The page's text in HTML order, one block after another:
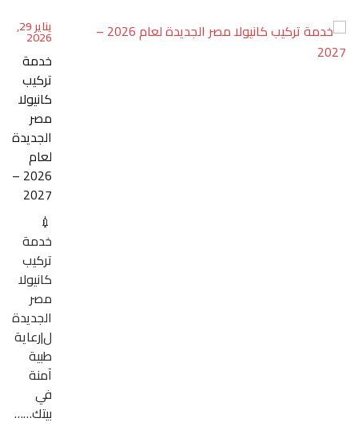
يناير 29,
2026
خدمة
تركيب
كانيولا
مصر
الجديدة
لعام
2026 –
2027
💉
خدمة
تركيب
كانيولا
مصر
الجديدة
ل|رعاية
طبية
آمنة
في
بيتك……